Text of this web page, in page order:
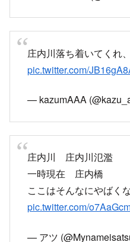
【庄内川氾濫危険情報】
岐阜県から愛知県に流
「氾濫危険水位」に到
浸水に警戒し早めの避
https://t.co/mqoAVkn7mv
pic.twitter.com/
— ウェザーニュース